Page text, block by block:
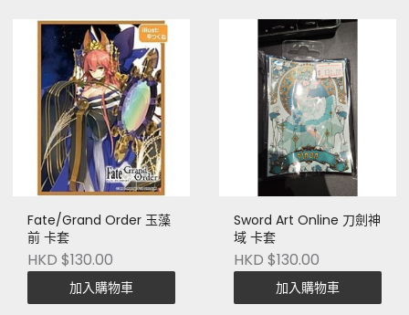
Fate/Grand Order 玉藻
前 卡套
HKD $130.00
加入購物車
Sword Art Online 刀劍神
域 卡套
HKD $130.00
加入購物車